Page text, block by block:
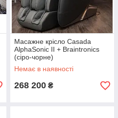
Масажне крісло Casada
AlphaSonic II + Braintronics
(сіро-чорне)
Немає в наявності
268 200 ₴